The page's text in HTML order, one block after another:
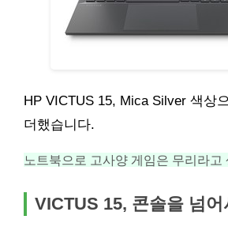
HP VICTUS 15, Mica Silver 색상
더했습니다.
노트북으로 고사양 게임은 무리라고
VICTUS 15, 콘솔을 넘